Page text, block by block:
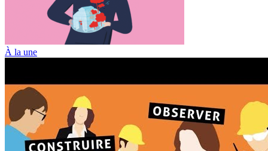
À la une